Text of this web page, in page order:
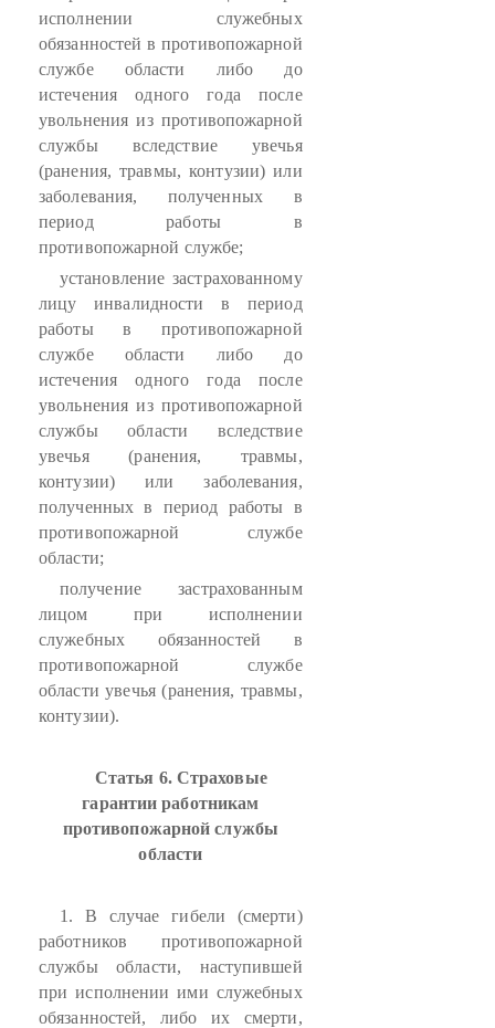
исполнении служебных
обязанностей в противопожарной
службе области либо до
истечения одного года после
увольнения из противопожарной
службы вследствие увечья
(ранения, травмы, контузии) или
заболевания, полученных в
период работы в
противопожарной службе;
установление застрахованному
лицу инвалидности в период
работы в противопожарной
службе области либо до
истечения одного года после
увольнения из противопожарной
службы области вследствие
увечья (ранения, травмы,
контузии) или заболевания,
полученных в период работы в
противопожарной службе
области;
получение застрахованным
лицом при исполнении
служебных обязанностей в
противопожарной службе
области увечья (ранения, травмы,
контузии).
Статья 6. Страховые
гарантии работникам
противопожарной службы
области
1. В случае гибели (смерти)
работников противопожарной
службы области, наступившей
при исполнении ими служебных
обязанностей, либо их смерти,